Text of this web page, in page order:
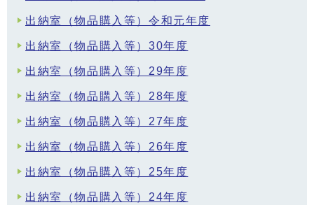
出納室（物品購入等）令和元年度
出納室（物品購入等）30年度
出納室（物品購入等）29年度
出納室（物品購入等）28年度
出納室（物品購入等）27年度
出納室（物品購入等）26年度
出納室（物品購入等）25年度
出納室（物品購入等）24年度